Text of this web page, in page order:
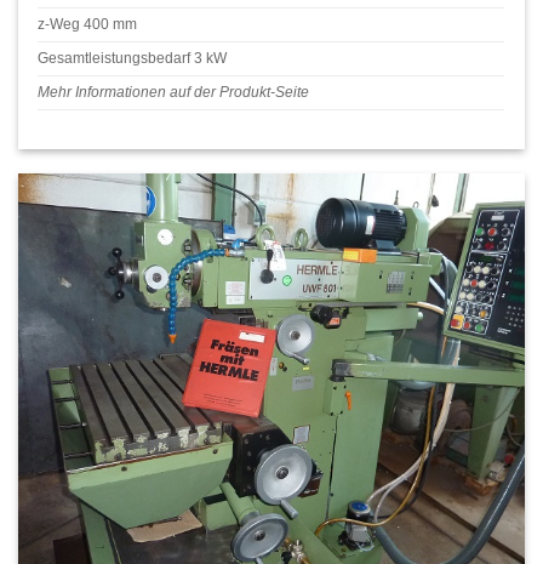
z-Weg 400 mm
Gesamtleistungsbedarf 3 kW
Mehr Informationen auf der Produkt-Seite